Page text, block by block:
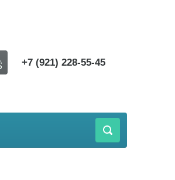
+7 (921) 228-55-45